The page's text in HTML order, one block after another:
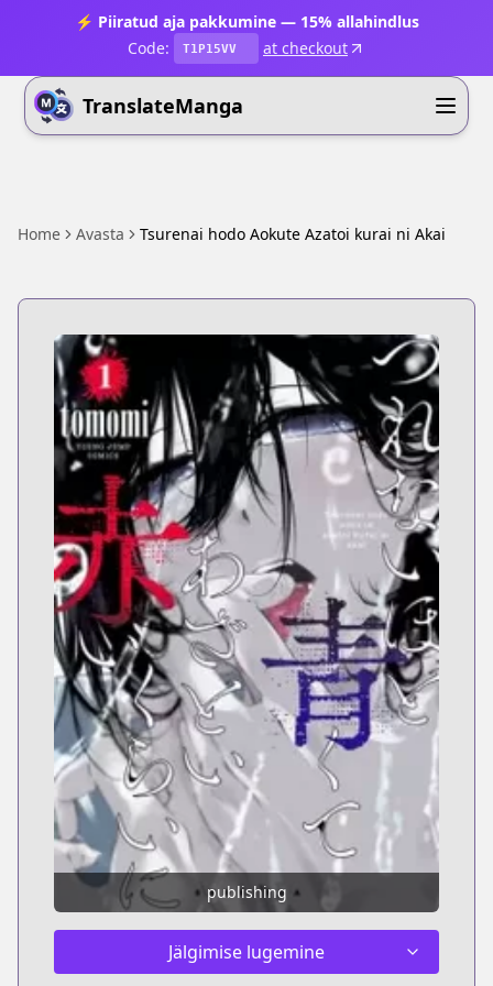
⚡ Piiratud aja pakkumine — 15% allahindlus
Code:
T1P15VV at checkout
TranslateManga
Home Avasta Tsurenai hodo Aokute Azatoi kurai ni Akai
publishing
Jälgimise lugemine